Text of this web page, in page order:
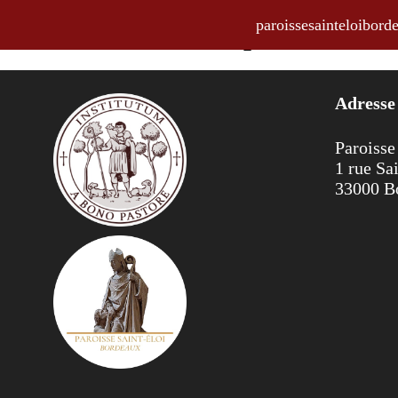
Horaires des offices pour la
Adresse
1 rue
33000